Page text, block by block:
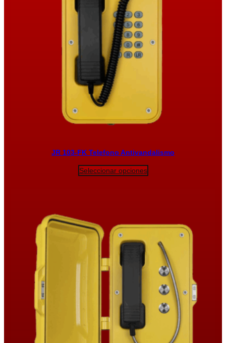
JR 103-FK Telefono Antivandalismo
Seleccionar opciones